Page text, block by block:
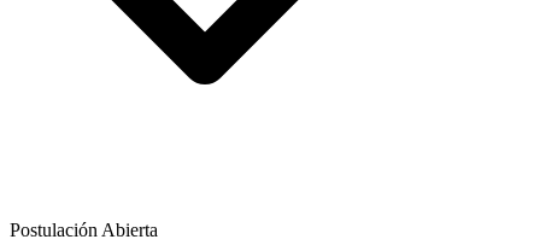
Postulación Abierta